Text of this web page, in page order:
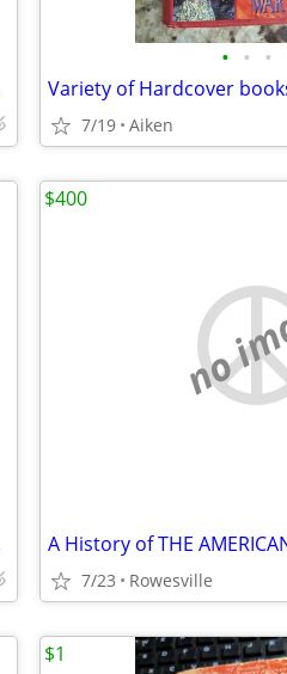
• • •
Variety of Hardcover
7/19 Aiken
no
7/23 Rowesville
$400
$1